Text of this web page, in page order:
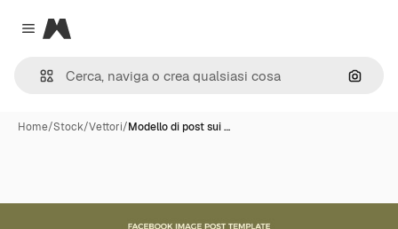
Close menu
Magnific
Cerca
Home/Stock/Vettori/Modello di post sui …